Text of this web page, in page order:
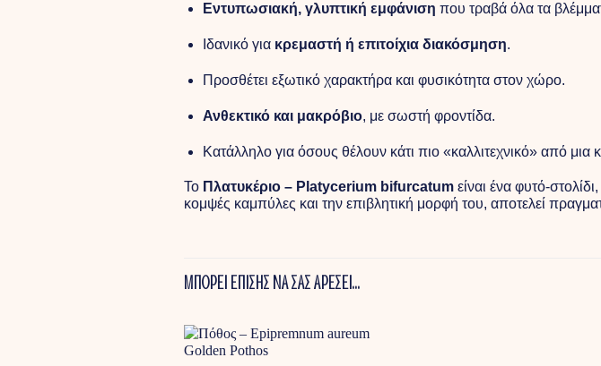
Εντυπωσιακή, γλυπτική εμφάνιση που τραβά όλα τα
Ιδανικό για κρεμαστή ή επιτοίχια διακόσμηση.
Προσθέτει εξωτικό χαρακτήρα και φυσικότητα στον χώρο.
Ανθεκτικό και μακρόβιο, με σωστή φροντίδα.
Κατάλληλο για όσους θέλουν κάτι πιο «καλλιτεχνικό» από μια
Το Πλατυκέριο – Platycerium bifurcatum είναι ένα φυτό-
κομψές καμπύλες και την επιβλητική μορφή του, αποτελεί
ΜΠΟΡΕΙ ΕΠΙΣΗΣ ΝΑ ΣΑΣ ΑΡΕΣΕΙ…